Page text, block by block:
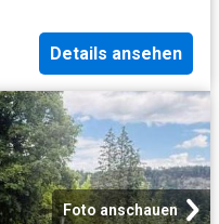
Details ansehen
Foto anschauen